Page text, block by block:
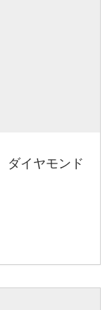
ダイヤモンド